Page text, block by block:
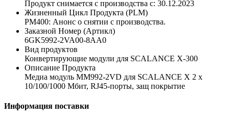
Продукт снимается с производства с: 30.12.2023
Жизненный Цикл Продукта (PLM)
PM400: Анонс о снятии с производства.
Заказной Номер (Артикл)
6GK5992-2VA00-8AA0
Вид продуктов
Конвертирующие модули для SCALANCE X-300
Описание Продукта
Медиа модуль MM992-2VD для SCALANCE X 2 х
10/100/1000 Мбит, RJ45-порты, защ покрытие
Информация поставки